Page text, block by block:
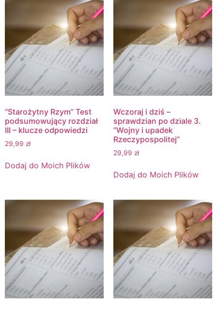
“Starożytny Rzym” Test
podsumowujący rozdział
III – klucze odpowiedzi
29,99 zł
Dodaj do Moich Plików
Wczoraj i dziś –
sprawdzian po dziale 3.
“Wojny i upadek
Rzeczypospolitej”
29,99 zł
Dodaj do Moich Plików